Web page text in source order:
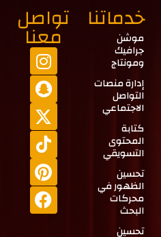
تواصل
معنا
خدماتنا
موشن
جرافيك
ومونتاج
إدارة منصات
التواصل
الاجتماعي
كتابة
المحتوى
التسويقي
تحسين
الظهور في
محركات
البحث
تحسين